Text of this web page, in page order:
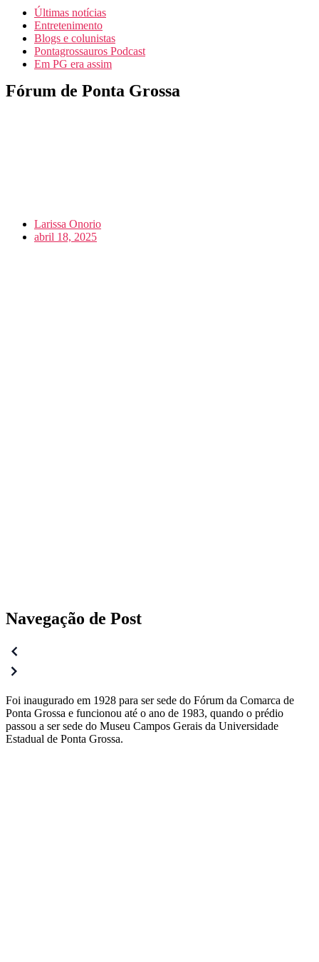
Últimas notícias
Entretenimento
Blogs e colunistas
Pontagrossauros Podcast
Em PG era assim
Fórum de Ponta Grossa
Larissa Onorio
abril 18, 2025
Navegação de Post
Foi inaugurado em 1928 para ser sede do Fórum da Comarca de
Ponta Grossa e funcionou até o ano de 1983, quando o prédio
passou a ser sede do Museu Campos Gerais da Universidade
Estadual de Ponta Grossa.